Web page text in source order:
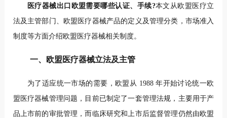
医疗器械出口欧盟需要哪些认证、手续?本文从欧盟医疗立
法及主管部门、欧盟医疗器械产品的定义及管理分类，市场准入
制度等方面介绍欧盟医疗器械相关制度。
一、欧盟医疗器械立法及主管
为了适应统一市场的需要，欧盟从 1988 年开始讨论统一欧
盟医疗器械管理问题，目前已制定了一套管理法规，主要用于产
品上市前的审批管理，而临床研究和上市后监督管理仍然由欧盟